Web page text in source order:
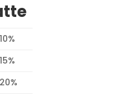
10%
15%
20%